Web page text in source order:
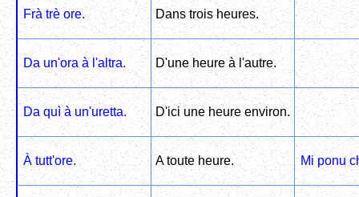
Frà trè ore. Dans trois heures.
Da un'ora à l'altra. D'une heure à l'autre.
Da quì à un'uretta. D'ici une heure environ.
À tutt'ore. A toute heure. Mi ponu